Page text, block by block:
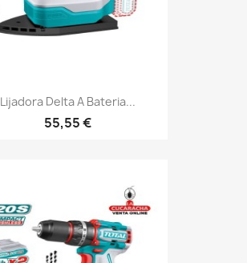
Lijadora Delta A Bateria...
55,55 €